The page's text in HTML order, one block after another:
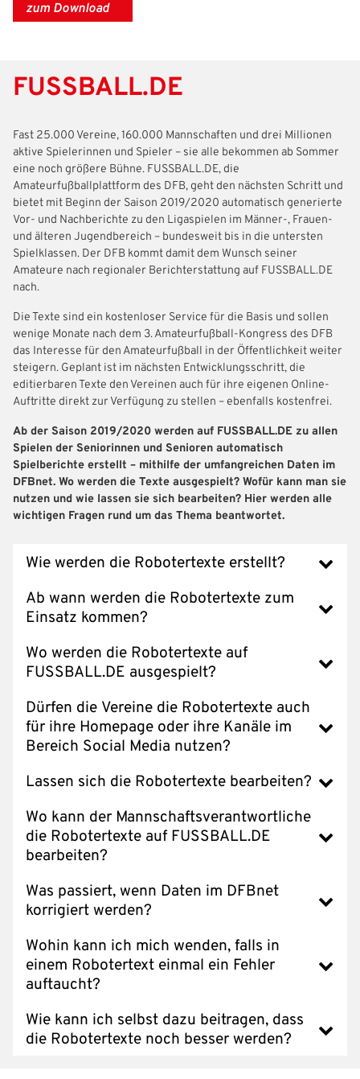
zum Download
FUSSBALL.DE
Fast 25.000 Vereine, 160.000 Mannschaften und drei Millionen
aktive Spielerinnen und Spieler – sie alle bekommen ab Sommer
eine noch größere Bühne. FUSSBALL.DE, die
Amateurfußballplattform des DFB, geht den nächsten Schritt und
bietet mit Beginn der Saison 2019/2020 automatisch generierte
Vor- und Nachberichte zu den Ligaspielen im Männer-, Frauen-
und älteren Jugendbereich – bundesweit bis in die untersten
Spielklassen. Der DFB kommt damit dem Wunsch seiner
Amateure nach regionaler Berichterstattung auf FUSSBALL.DE
nach.
Die Texte sind ein kostenloser Service für die Basis und sollen
wenige Monate nach dem 3. Amateurfußball-Kongress des DFB
das Interesse für den Amateurfußball in der Öffentlichkeit weiter
steigern. Geplant ist im nächsten Entwicklungsschritt, die
editierbaren Texte den Vereinen auch für ihre eigenen Online-
Auftritte direkt zur Verfügung zu stellen – ebenfalls kostenfrei.
Ab der Saison 2019/2020 werden auf FUSSBALL.DE zu allen
Spielen der Seniorinnen und Senioren automatisch
Spielberichte erstellt – mithilfe der umfangreichen Daten im
DFBnet. Wo werden die Texte ausgespielt? Wofür kann man sie
nutzen und wie lassen sie sich bearbeiten? Hier werden alle
wichtigen Fragen rund um das Thema beantwortet.
Wie werden die Robotertexte erstellt?
Ab wann werden die Robotertexte zum
Einsatz kommen?
Wo werden die Robotertexte auf
FUSSBALL.DE ausgespielt?
Dürfen die Vereine die Robotertexte auch
für ihre Homepage oder ihre Kanäle im
Bereich Social Media nutzen?
Lassen sich die Robotertexte bearbeiten?
Wo kann der Mannschaftsverantwortliche
die Robotertexte auf FUSSBALL.DE
bearbeiten?
Was passiert, wenn Daten im DFBnet
korrigiert werden?
Wohin kann ich mich wenden, falls in
einem Robotertext einmal ein Fehler
auftaucht?
Wie kann ich selbst dazu beitragen, dass
die Robotertexte noch besser werden?
Bitte geben Sie Ihren Benutzernamen und Ihr Passwort ein, um
Anmelden
Passwort: